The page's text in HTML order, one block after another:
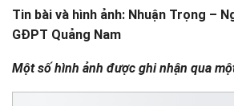
Tin bài và hình ảnh: Nhuận Trọng –
GĐPT Quảng Nam
Một số hình ảnh được ghi nhận qua